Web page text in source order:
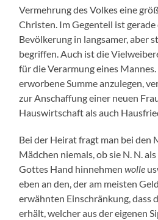
Vermehrung des Volkes eine
Christen. Im Gegenteil ist
Bevölkerung in langsamer, aber
begriffen. Auch ist die
für die Verarmung eines
erworbene Summe anzulegen,
zur Anschaffung einer neuen
Hauswirtschaft als auch
Bei der Heirat fragt man bei den
Mädchen niemals, ob sie N. N.
Gottes Hand hinnehmenwolle
eben an den, der am meisten
erwähnten Einschränkung, dass
erhält, welcher aus der eigenen